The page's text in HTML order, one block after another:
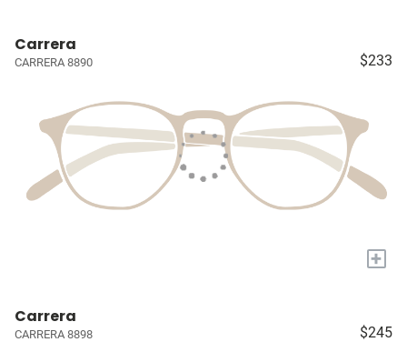
Carrera
CARRERA 8890 $233
+
Carrera
CARRERA 8898 $245